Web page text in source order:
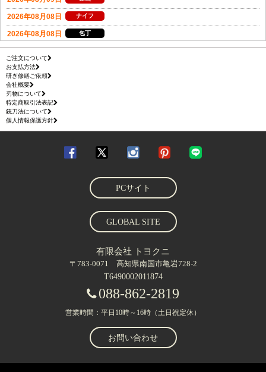
ご注文について
お支払方法
研ぎ修繕ご依頼
会社概要
刃物について
特定商取引法表記
銃刀法について
個人情報保護方針
PCサイト
GLOBAL SITE
有限会社 トヨクニ
〒783-0071 高知県南国市亀岩728-2
T6490002011874
088-862-2819
営業時間：平日10時～16時（土日祝定休）
お問い合わせ